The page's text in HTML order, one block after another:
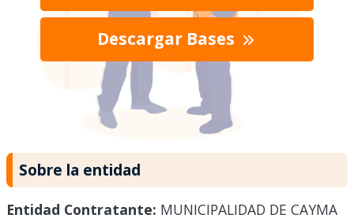
Descargar Bases
Sobre la entidad
Entidad Contratante: MUNICIPALIDAD DE CAYMA